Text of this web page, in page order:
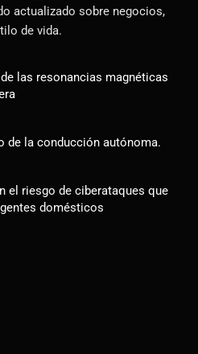
actualizado sobre negocios,
de vida.
las resonancias magnéticas
de la conducción autónoma.
el riesgo de ciberataques que
domésticos